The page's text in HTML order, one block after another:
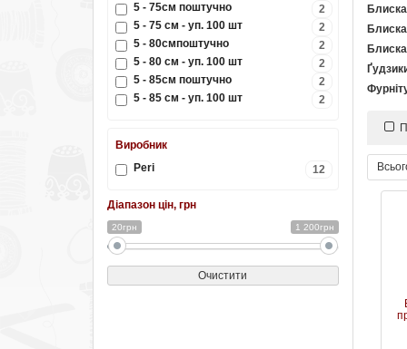
2
5 - 75см поштучно
2
5 - 75 см - уп. 100 шт
2
5 - 80смпоштучно
2
5 - 80 см - уп. 100 шт
2
5 - 85см поштучно
2
5 - 85 см - уп. 100 шт
Виробник
12
Peri
Діапазон цін, грн
20грн 1 200грн
Очистити